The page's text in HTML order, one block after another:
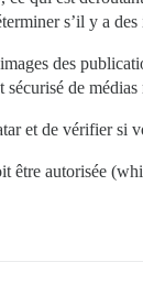
s’il y a
des
sécurisé de
et de vérifier
être autorisée